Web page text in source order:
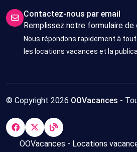
Contactez-nous par email
Remplissez notre formulaire
Nous répondons rapidement à
les locations vacances et la
© Copyright 2026 OOVacances -
OOVacances - Locations